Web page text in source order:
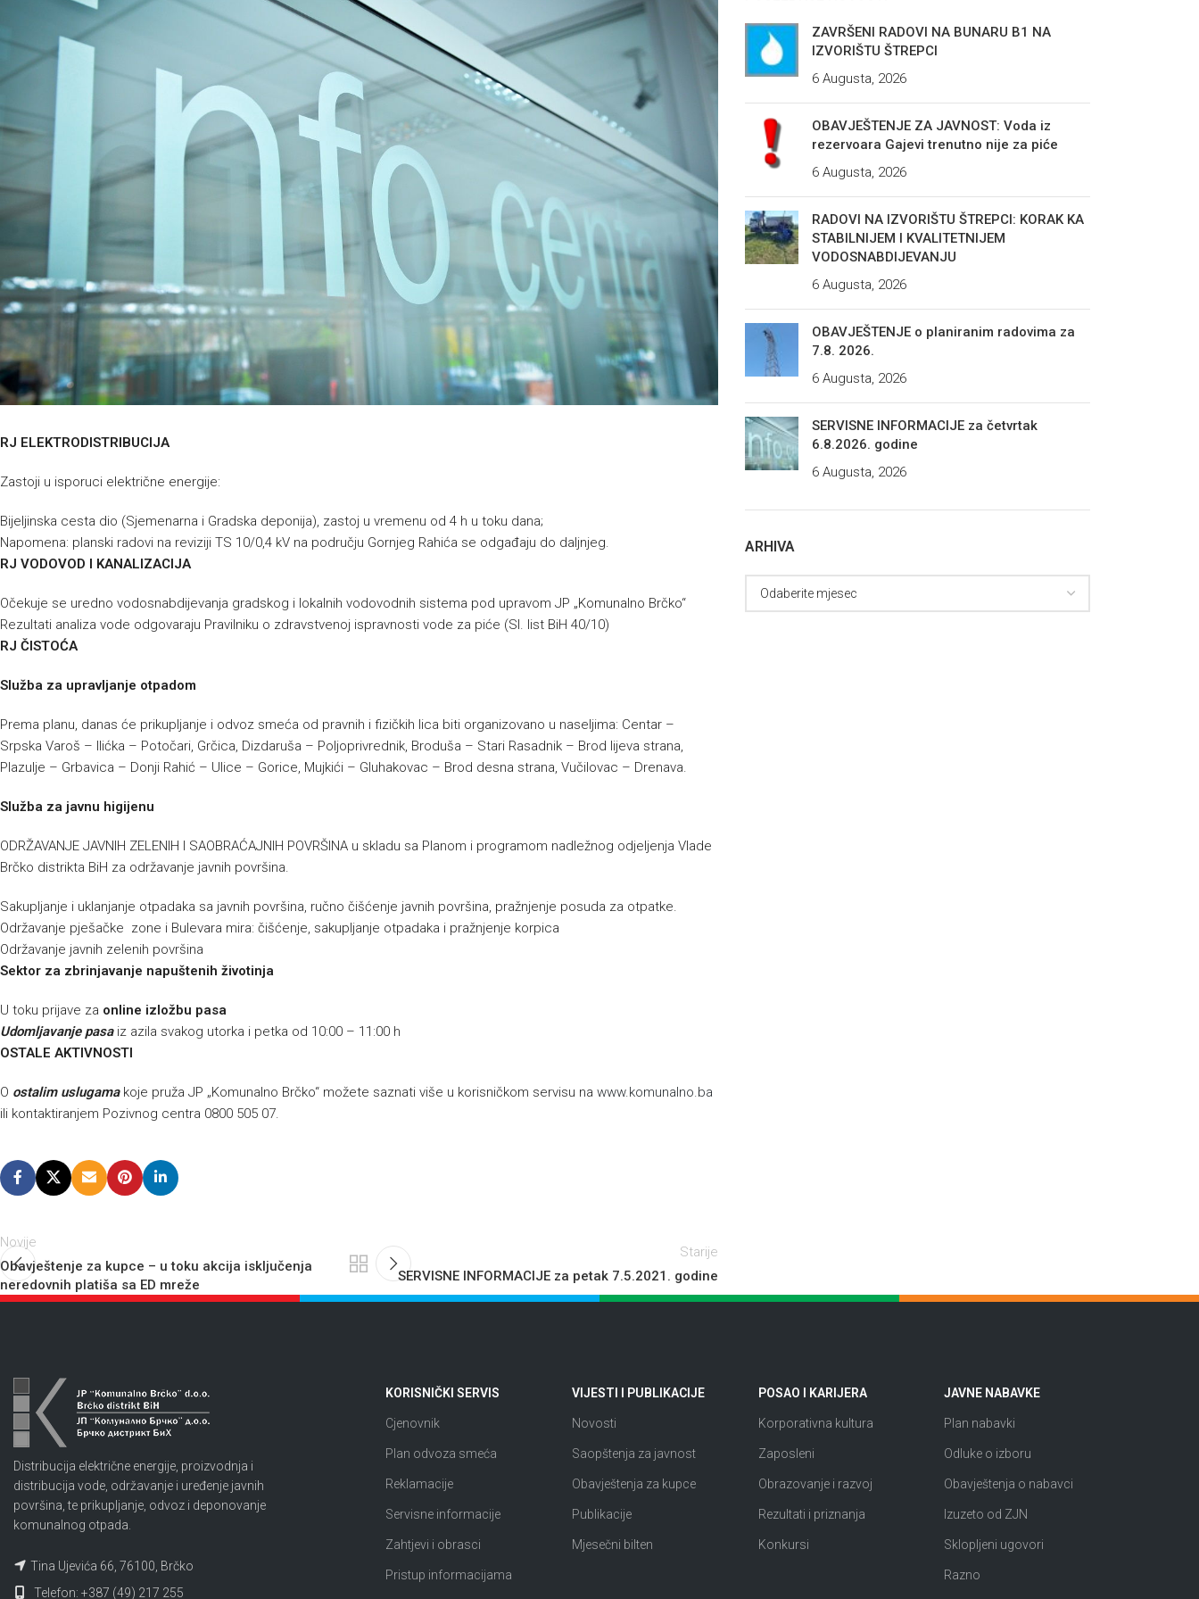
RJ ELEKTRODISTRIBUCIJA
Zastoji u isporuci električne energije:
Bijeljinska cesta dio (Sjemenarna i Gradska deponija), zastoj u vremenu od 4 h u toku dana;
Napomena: planski radovi na reviziji TS 10/0,4 kV na području Gornjeg Rahića se odgađaju do daljnjeg.
RJ VODOVOD I KANALIZACIJA
Očekuje se uredno vodosnabdijevanja gradskog i lokalnih vodovodnih sistema pod upravom JP „Komunalno Brčko“
Rezultati analiza vode odgovaraju Pravilniku o zdravstvenoj ispravnosti vode za piće (Sl. list BiH 40/10)
RJ ČISTOĆA
Služba za upravljanje otpadom
Prema planu, danas će prikupljanje i odvoz smeća od pravnih i fizičkih lica biti organizovano u naseljima: Centar –
Srpska Varoš – Ilićka – Potočari, Grčica, Dizdaruša – Poljoprivrednik, Broduša – Stari Rasadnik – Brod lijeva strana,
Plazulje – Grbavica – Donji Rahić – Ulice – Gorice, Mujkići – Gluhakovac – Brod desna strana, Vučilovac – Drenava.
Služba za javnu higijenu
ODRŽAVANJE JAVNIH ZELENIH I SAOBRAĆAJNIH POVRŠINA u skladu sa Planom i programom nadležnog odjeljenja Vlade
Brčko distrikta BiH za održavanje javnih površina.
Sakupljanje i uklanjanje otpadaka sa javnih površina, ručno čišćenje javnih površina, pražnjenje posuda za otpatke.
Održavanje pješačke zone i Bulevara mira: čišćenje, sakupljanje otpadaka i pražnjenje korpica
Održavanje javnih zelenih površina
Sektor za zbrinjavanje napuštenih životinja
U toku prijave za online izložbu pasa
Udomljavanje pasaiz azila svakog utorka i petka od 10:00 – 11:00 h
OSTALE AKTIVNOSTI
O ostalim uslugamakoje pruža JP „Komunalno Brčko“ možete saznati više u korisničkom servisu na www.komunalno.ba
ili kontaktiranjem Pozivnog centra 0800 505 07.
Novije
Obavještenje za kupce – u toku akcija isključenja
neredovnih platiša sa ED mreže
Starije
SERVISNE INFORMACIJE za petak 7.5.2021. godine
ZAVRŠENI RADOVI NA BUNARU B1 NA
IZVORIŠTU ŠTREPCI
6 Augusta, 2026
OBAVJEŠTENJE ZA JAVNOST: Voda iz
rezervoara Gajevi trenutno nije za piće
6 Augusta, 2026
RADOVI NA IZVORIŠTU ŠTREPCI: KORAK KA
STABILNIJEM I KVALITETNIJEM
VODOSNABDIJEVANJU
6 Augusta, 2026
OBAVJEŠTENJE o planiranim radovima za
7.8. 2026.
6 Augusta, 2026
SERVISNE INFORMACIJE za četvrtak
6.8.2026. godine
6 Augusta, 2026
ARHIVA
Distribucija električne energije, proizvodnja i
distribucija vode, održavanje i uređenje javnih
površina, te prikupljanje, odvoz i deponovanje
komunalnog otpada.
Tina Ujevića 66, 76100, Brčko
Telefon: +387 (49) 217 255
KORISNIČKI SERVIS
Cjenovnik
Plan odvoza smeća
Reklamacije
Servisne informacije
Zahtjevi i obrasci
Pristup informacijama
VIJESTI I PUBLIKACIJE
Novosti
Saopštenja za javnost
Obavještenja za kupce
Publikacije
Mjesečni bilten
POSAO I KARIJERA
Korporativna kultura
Zaposleni
Obrazovanje i razvoj
Rezultati i priznanja
Konkursi
JAVNE NABAVKE
Plan nabavki
Odluke o izboru
Obavještenja o nabavci
Izuzeto od ZJN
Sklopljeni ugovori
Razno